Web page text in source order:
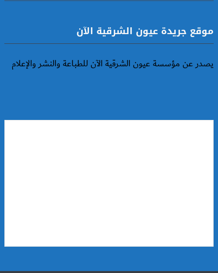
موقع جريدة عيون الشرقية الآن
يصدر عن مؤسسة عيون الشرقية الآن للطباعة والنشر والإعلام